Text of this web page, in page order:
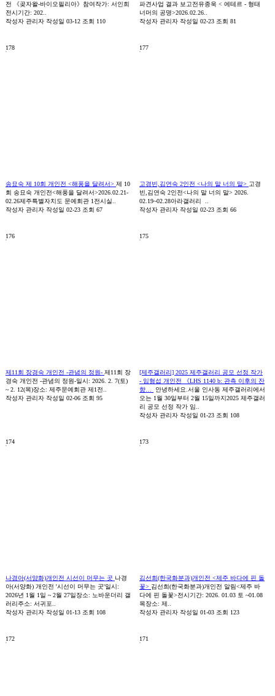
전 《곶자왈-바이오필리아》참여작가: 서인희
전시기간: 202..
작성자 관리자 작성일 03-12 조회 110
파견사업 결과 보고전유종욱 < 에테르 - 형태
너머의 공명>2026.02.26..
작성자 관리자 작성일 02-23 조회 81
178
송묘숙 제 10회 개인전 <해풍을 달려서> 제 10
회 송묘숙 개인전<해풍을 달려서>2026.02.21-
02.26제주특별자치도 문예회관 1전시실..
작성자 관리자 작성일 02-23 조회 67
177
고경빈,김연숙 2인전 <나의 말 너의 말> 고경
빈,김연숙 2인전<나의 말 너의 말> 2026.
02.19~02.28아라갤러리 ..
작성자 관리자 작성일 02-23 조회 66
176
제11회 장경숙 개인전 -관념의 정원- 제11회 장
경숙 개인전 -관념의 정원-일시: 2026. 2. 7(토)
~ 2. 12(목)장소: 제주문예회관 제1전..
작성자 관리자 작성일 02-06 조회 95
175
[제주갤러리] 2025 제주갤러리 공모 선정 작가
- 임형섭 개인전 《LHS 1140 b: 관측 이후의 잔
향…
안녕하세요.서울 인사동 제주갤러리에서
오는 1월 30일부터 2월 15일까지2025 제주갤러
리 공모 선정 작가 임..
작성자 관리자 작성일 01-23 조회 108
174
나경아(서양화)개인전 시선이 머무는 곳 나경
아(서양화) 개인전 '시선이 머무는 곳'일시:
2026년 1월 1일 ~ 2월 27일장소: 노바운더리 갤
러리주소: 서귀포..
작성자 관리자 작성일 01-13 조회 108
173
김선희(한국화분과)개인전 <제주 바다에 핀 돌
꽃> 김선희(한국화분과)개인전 알림<제주 바
다에 핀 돌꽃>전시기간: 2026. 01.03 토 ~01.08
목장소: 제..
작성자 관리자 작성일 01-03 조회 123
172 171